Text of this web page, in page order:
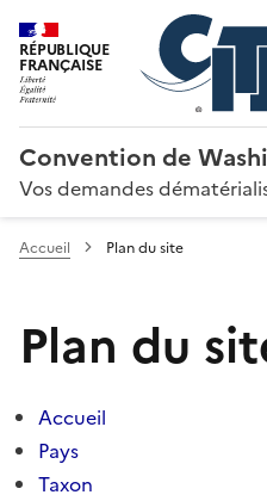
RÉPUBLIQUE
FRANÇAISE
Convention de
Vos demandes
Accueil Plan du site
Plan du
Accueil
Pays
Taxon